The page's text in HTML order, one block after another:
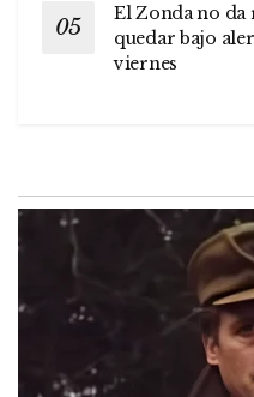
El Zonda no da
quedar bajo
viernes